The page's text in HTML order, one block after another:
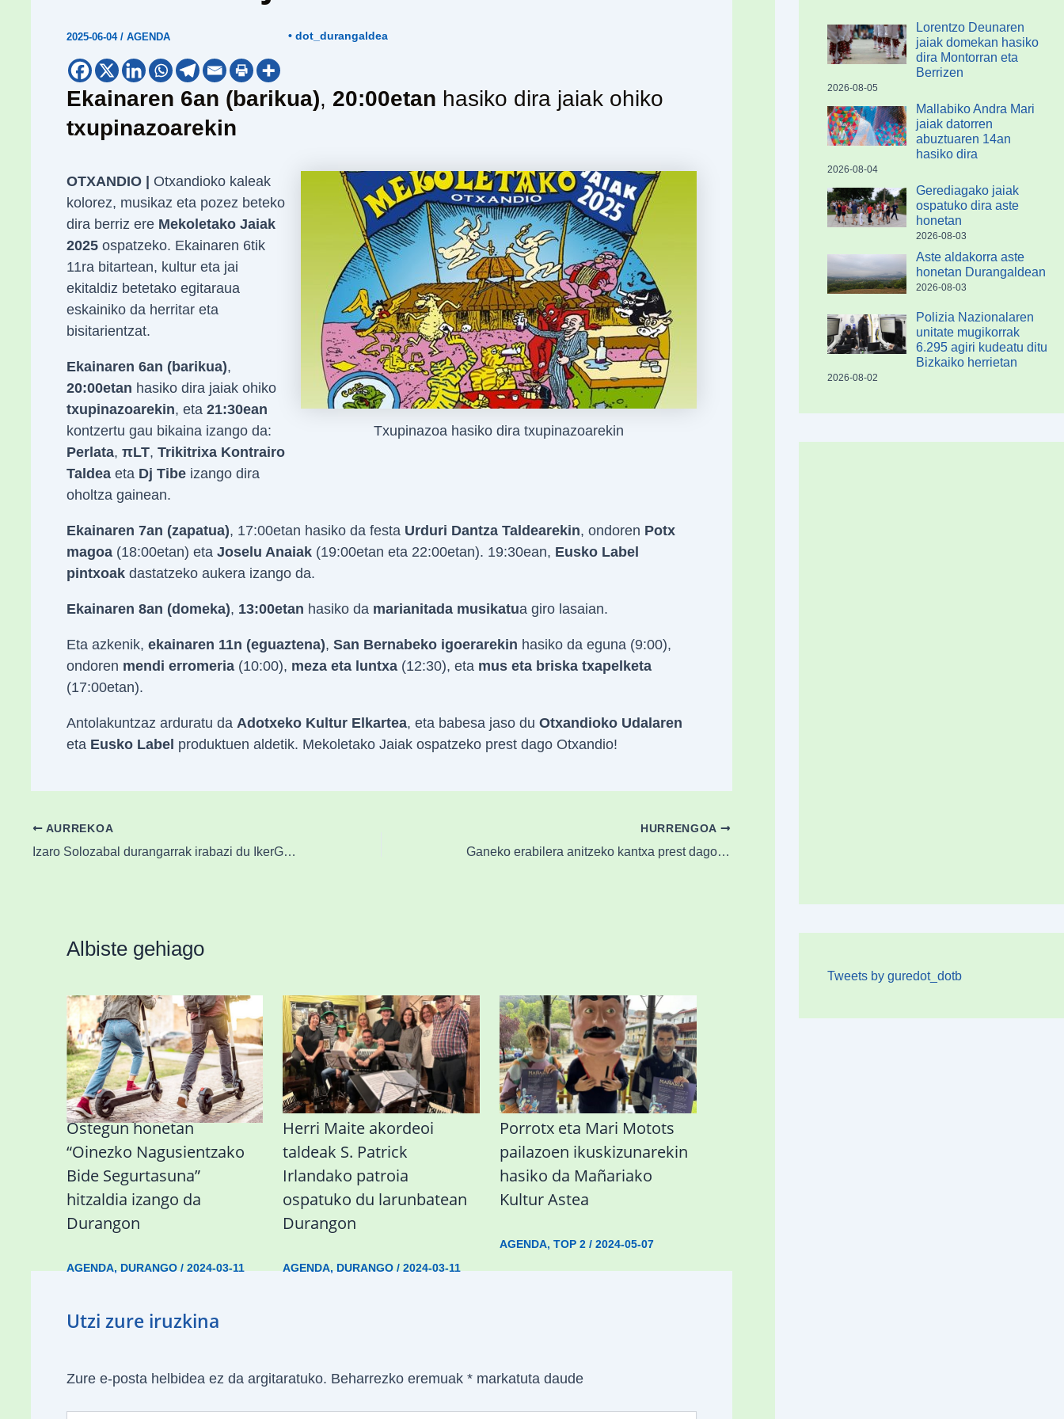
2025-06-04 / AGENDA • dot_durangaldea
Ekainaren 6an (barikua), 20:00etan hasiko dira jaiak ohiko
txupinazoarekin
Txupinazoa hasiko dira txupinazoarekin
OTXANDIO | Otxandioko kaleak
kolorez, musikaz eta pozez beteko
dira berriz ere Mekoletako Jaiak
2025ospatzeko. Ekainaren 6tik
11ra bitartean, kultur eta jai
ekitaldiz betetako egitaraua
eskainiko da herritar eta
bisitarientzat.
Ekainaren 6an (barikua),
20:00etan hasiko dira jaiak ohiko
txupinazoarekin, eta 21:30ean
kontzertu gau bikaina izango da:
Perlata, πLT, Trikitrixa Kontrairo
Taldeaeta Dj Tibeizango dira
oholtza gainean.
Ekainaren 7an (zapatua), 17:00etan hasiko da festa Urduri Dantza Taldearekin, ondoren Potx
magoa(18:00etan) eta Joselu Anaiak(19:00etan eta 22:00etan). 19:30ean, Eusko Label
pintxoakdastatzeko aukera izango da.
Ekainaren 8an (domeka), 13:00etan hasiko da marianitada musikatua giro lasaian.
Eta azkenik, ekainaren 11n (eguaztena), San Bernabeko igoerarekin hasiko da eguna (9:00),
ondoren mendi erromeria(10:00), meza eta luntxa(12:30), eta mus eta briska txapelketa
(17:00etan).
Antolakuntzaz arduratu da Adotxeko Kultur Elkartea, eta babesa jaso du Otxandioko Udalaren
eta Eusko Label produktuen aldetik. Mekoletako Jaiak ospatzeko prest dago Otxandio!
AURREKOA
Izaro Solozabal durangarrak irabazi du IkerGazte kongresuko sarietako bat
HURRENGOA
Ganeko erabilera anitzeko kantxa prest dago igerilekuen espazioa handitzeko
Albiste gehiago
Ostegun honetan
“Oinezko Nagusientzako
Bide Segurtasuna”
hitzaldia izango da
Durangon
AGENDA, DURANGO/ 2024-03-11
Herri Maite akordeoi
taldeak S. Patrick
Irlandako patroia
ospatuko du larunbatean
Durangon
AGENDA, DURANGO /2024-03-11
Porrotx eta Mari Motots
pailazoen ikuskizunarekin
hasiko da Mañariako
Kultur Astea
AGENDA,TOP 2 /2024-05-07
Utzi zure iruzkina
Zure e-posta helbidea ez da argitaratuko. Beharrezko eremuak *markatuta daude
Lorentzo Deunaren
jaiak domekan hasiko
dira Montorran eta
Berrizen
2026-08-05
Mallabiko Andra Mari
jaiak datorren
abuztuaren 14an
hasiko dira
2026-08-04
Gerediagako jaiak
ospatuko dira aste
honetan
2026-08-03
Aste aldakorra aste
honetan Durangaldean
2026-08-03
Polizia Nazionalaren
unitate mugikorrak
6.295 agiri kudeatu ditu
Bizkaiko herrietan
2026-08-02
Tweets by guredot_dotb